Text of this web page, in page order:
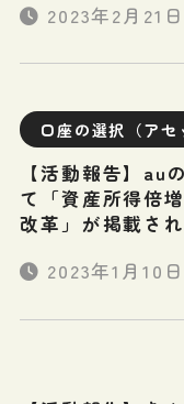
2023年2月21日
口座の選択（アセ
【活動報告】au
て「資産所得倍
改革」が掲載さ
2023年1月10日